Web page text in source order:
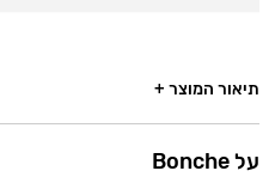
תיאור המוצר +
על Bonche